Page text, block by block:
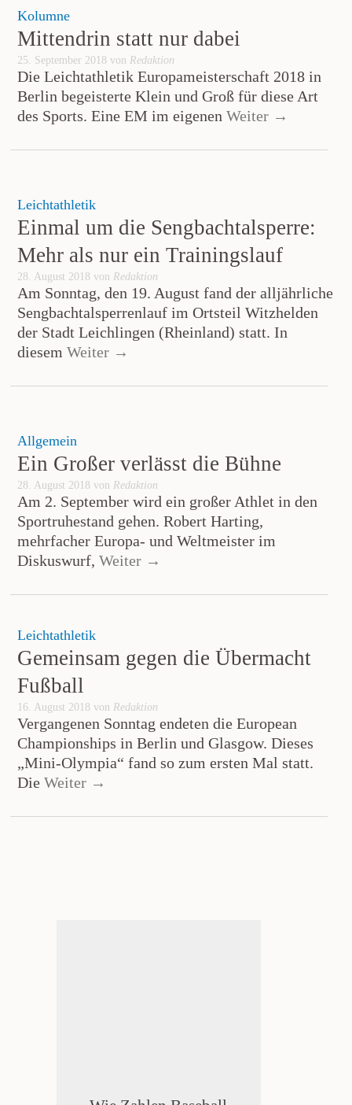
Kolumne
Mittendrin statt nur dabei
25. September 2018 von Redaktion
Die Leichtathletik Europameisterschaft 2018 in
Berlin begeisterte Klein und Groß für diese Art
des Sports. Eine EM im eigenen Weiter →
Leichtathletik
Einmal um die Sengbachtalsperre:
Mehr als nur ein Trainingslauf
28. August 2018 von Redaktion
Am Sonntag, den 19. August fand der alljährliche
Sengbachtalsperrenlauf im Ortsteil Witzhelden
der Stadt Leichlingen (Rheinland) statt. In
diesem Weiter →
Allgemein
Ein Großer verlässt die Bühne
28. August 2018 von Redaktion
Am 2. September wird ein großer Athlet in den
Sportruhestand gehen. Robert Harting,
mehrfacher Europa- und Weltmeister im
Diskuswurf, Weiter →
Leichtathletik
Gemeinsam gegen die Übermacht
Fußball
16. August 2018 von Redaktion
Vergangenen Sonntag endeten die European
Championships in Berlin und Glasgow. Dieses
„Mini-Olympia“ fand so zum ersten Mal statt.
DieWeiter →